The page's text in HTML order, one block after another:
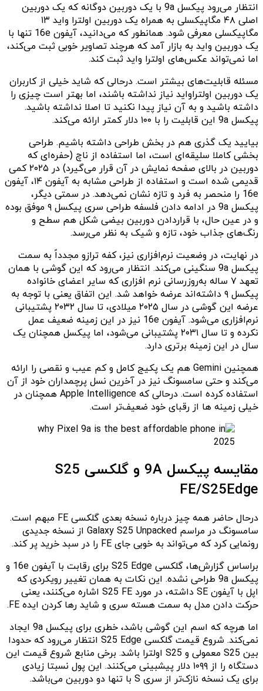
انتظار می‌رود پیکسل 9a با یک دوربین دوگانه که یک دوربین
اصلی ۴۸ مگاپیکسلی به همراه یک دوربین اولترا واید ۱۳
مگاپیکسلی معرفی شود. همانطور که می‌دانید، آیفون 16e تنها با
یک دوربین واید به بازار آمد که هرچند تصاویر خوبی ثبت می‌کند،
اما نمی‌تواند عکس‌های اولترا واید ثبت کند.
مسئله قابلیت‌های بیشتر است. درحالی که شاید خیلی از کاربران
یک دوربین اولتراواید نیاز نداشته باشند، اما بهتر است چیزی را
داشته باشید و به آن نیاز پیدا نکنید تا اصلا نداشته باشید.
پیکسل 9a این قابلیت را با ۱۰۰ دلار کمتر ارائه می‌کند.
بیایید یک گذری هم در بخش طراحی داشته باشیم. طراحی
بخشی کاملا سلیقه‌ای است، اما استفاده از ناچ (حفره‌ای که
دوربین در بالای صفحه نمایش در آن قرار می‌گیرد) در ۲۰۲۵ کمی
قدیمی شده است و استفاده از طراحی مشابه به آیفون ۱۴، آیفون
16e را منحصر به فرد و تازه نشان نمی‌دهد. در سمتی دیگر،
پیکسل 9a در ادامه دادن فلسفه طراحی سری پیکسل ۹ موفق بوده
و در عین حال، با قراردادن دوربین بیضی شکل هم سطح و
رنگ‌های جذاب خود، تازه و شیک به نظر می‌رسد.
در نهایت، در وضعیت نرم‌افزاری نیز، کفه ترازو مجدداً به سمت
پیکسل 9a سنگینی می‌کند. انتظار می‌رود که این گوشی با همان
تعهد ۷ ساله به‌روزرسانی نرم افزاری که سایر اعضای خانواده
پیکسل ۹ داشته‌اند عرضه خواهد شد. این اتفاق یعنی با توجه به
عرضه این گوشی در سال ۲۰۲۵ میلادی، تا سال ۲۰۳۲ پشتیبانی
نرم‌افزاری می‌شود. آیفون 16e نیز در این زمینه ضعیف عمل
نکرده و تا سال ۲۰۳۱ پشتیبانی می‌شود، اما پیکسل همچنان یک
سال در این زمینه برتری دارد.
همچنین Gemini هم یک پکیج کامل و کم عیب و نقصی را ارائه
می‌کند و حتی سامسونگ نیز در آخرین نسل پرچمداران خود از آن
استفاده کرده است. درحالی که Apple Intelligence همچنان در
خیلی زمینه ها از رقبای خود ضعیف‌تر است.
مقایسه پیکسل 9A و گلکسی S25
FE/S25Edge
درحال حاضر همه چیز درباره نسخه بعدی گلکسی FE مبهم است.
سامسونگ در مراسم Galaxy S25 Unpacked از نسخه جدیدی
رونمایی کرد که می‌تواند به خوبی جای FE را در سبد خرید پر کند.
براساس گزارش‌ها، گلکسی S25 Edge برای رقابت با آیفون 16e و
پیکسل 9a طراحی نشده. این نکات به همان تغییر رویکردی که
اپل با آیفون SE داشته، در مورد S25 FE اشاره می‌کنند، یعنی
حرکت دادن مدل به سمت هسته سری و شاید رها کردن ایده FE.
اما هرچه که اسم این گوشی باشد، خطری برای پیکسل 9a ایجاد
نمی‌کند. شروع قیمت گلکسی S25 Edge انتظار می‌رود که حدودا
بین S25 معمولی و S25 اولترا باشد. برخی منابع شروع قیمت این
دستگاه را از ۱۰۹۹ دلار پیشبینی می‌کنند. این پول نسبتا زیادی
برای یک نسخه نازک‌تر از سری S با تنها دو دوربین می‌باشد.